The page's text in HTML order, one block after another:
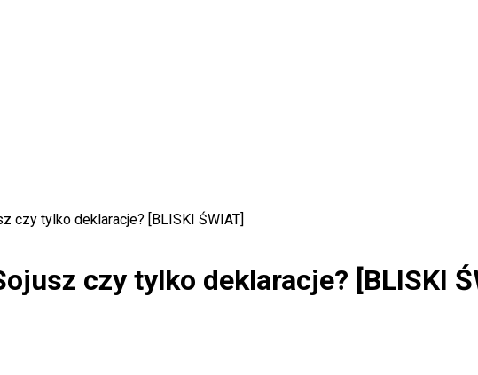
czy tylko deklaracje? [BLISKI ŚWIAT]
czy tylko deklaracje? [BLISKI